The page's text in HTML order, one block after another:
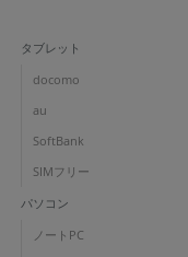
タブレット
docomo
au
SoftBank
SIMフリー
パソコン
ノートPC